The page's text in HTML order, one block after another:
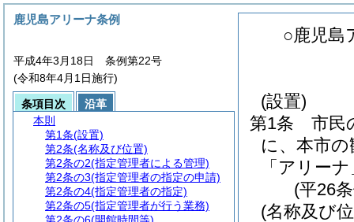
○鹿児島
(設置)
第1条
市民
に、本市
「アリー
(平26
(名称及び
鹿児島アリーナ条例
平成4年3月18日 条例第22号
(令和8年4月1日施行)
条項目次
沿革
本則
第1条(設置)
第2条(名称及び位置)
第2条の2(指定管理者による管理)
第2条の3(指定管理者の指定の申請)
第2条の4(指定管理者の指定)
第2条の5(指定管理者が行う業務)